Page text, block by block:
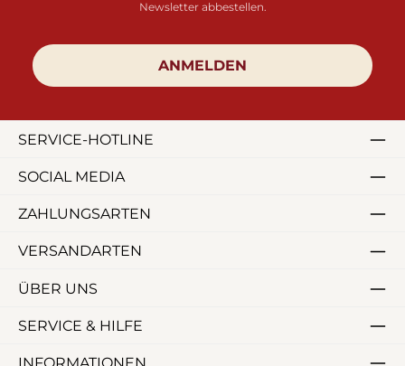
Newsletter abbestellen.
ANMELDEN
SERVICE-HOTLINE
SOCIAL MEDIA
ZAHLUNGSARTEN
VERSANDARTEN
ÜBER UNS
SERVICE & HILFE
INFORMATIONEN